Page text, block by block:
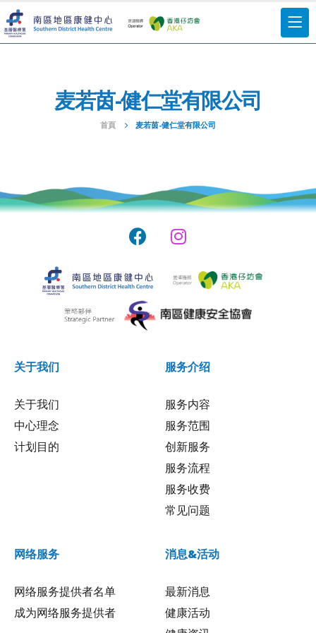
麦若茵-健仁堂有限公司
首頁 麦若茵-健仁堂有限公司
关于我们
关于我们
中心理念
计划目的
服务介绍
服务内容
服务范围
创新服务
服务流程
服务收费
常见问题
网络服务
网络服务提供者名单
成为网络服务提供者
消息&活动
最新消息
健康活动